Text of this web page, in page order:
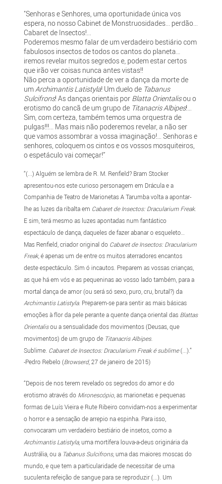
"Senhoras e Senhores, uma oportunidade única vos
espera, no nosso Cabinet de Monstruosidades... perdão...
Cabaret de Insectos!...
Poderemos mesmo falar de um verdadeiro bestiário com
fabulosos insectos de todos os cantos do planeta…
iremos revelar muitos segredos e, podem estar certos
que irão ver coisas nunca antes vistas!!
Não perca a oportunidade de ver a dança da morte de
umArchimantis Latistyla! Um duelo de Tabanus
Sulcifrons! As danças orientais por Blatta Orientalisou o
erotismo do cancã de um grupo de Titanacris Albipes!…
Sim, com certeza, também temos uma orquestra de
pulgas!!!... Mas mais não poderemos revelar, a não ser
que vamos assombrar a vossa imaginação!… Senhoras e
senhores, coloquem os cintos e os vossos mosquiteiros,
o espetáculo vai começar!”
“(...) Alguém se lembra de R. M. Renfield? Bram Stocker
apresentou-nos este curioso personagem em Drácula e a
Companhia de Teatro de Marionetas A Tarumba volta a apontar-
lhe as luzes da ribalta em Cabaret de Insectos: Dracularium Freak.
E sim, terá mesmo as luzes apontadas num fantástico
espectáculo de dança, daqueles de fazer abanar o esqueleto…
Mas Renfield, criador original do Cabaret de Insectos: Dracularium
Freak, é apenas um de entre os muitos aterradores encantos
deste espectáculo. Sim ó incautos. Preparem as vossas crianças,
as que há em vós e as pequeninas ao vosso lado também, para a
mortal dança de amor (ou será só sexo, puro, cru, brutal?) da
Archimantis Latistyla. Preparem-se para sentir as mais básicas
emoções à flor da pele perante a quente dança oriental das Blattas
Orientalisou a sensualidade dos movimentos (Deusas, que
movimentos) de um grupo de Titanacris Albipes.
Sublime. Cabaret de Insectos: Dracularium Freak é sublime(...).”
-Pedro Rebelo (Browserd, 27 de janeiro de 2015)
“Depois de nos terem revelado os segredos do amor e do
erotismo através do Mironescópio , as marionetas e pequenas
formas de Luís Vieira e Rute Ribeiro convidam-nos a experimentar
o horror e a sensação de arrepio na espinha. Para isso,
convocaram um verdadeiro bestiário de insetos, como a
Archimantis Latistyla, uma mortífera louva-a-deus originária da
Austrália, ou a Tabanus Sulcifrons, uma das maiores moscas do
mundo, e que tem a particularidade de necessitar de uma
suculenta refeição de sangue para se reproduzir (...). Um